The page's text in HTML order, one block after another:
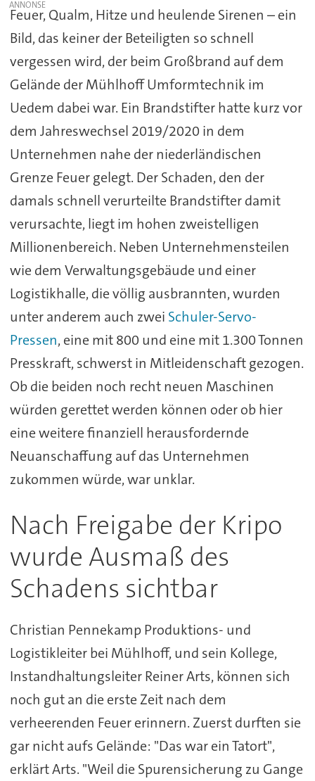
Feuer, Qualm, Hitze und heulende Sirenen – ein
Bild, das keiner der Beteiligten so schnell
vergessen wird, der beim Großbrand auf dem
Gelände der Mühlhoff Umformtechnik im
Uedem dabei war. Ein Brandstifter hatte kurz vor
dem Jahreswechsel 2019/2020 in dem
Unternehmen nahe der niederländischen
Grenze Feuer gelegt. Der Schaden, den der
damals schnell verurteilte Brandstifter damit
verursachte, liegt im hohen zweistelligen
Millionenbereich. Neben Unternehmensteilen
wie dem Verwaltungsgebäude und einer
Logistikhalle, die völlig ausbrannten, wurden
unter anderem auch zwei Schuler-Servo-
Pressen, eine mit 800 und eine mit 1.300 Tonnen
Presskraft, schwerst in Mitleidenschaft gezogen.
Ob die beiden noch recht neuen Maschinen
würden gerettet werden können oder ob hier
eine weitere finanziell herausfordernde
Neuanschaffung auf das Unternehmen
zukommen würde, war unklar.
Nach Freigabe der Kripo
wurde Ausmaß des
Schadens sichtbar
Christian Pennekamp Produktions- und
Logistikleiter bei Mühlhoff, und sein Kollege,
Instandhaltungsleiter Reiner Arts, können sich
noch gut an die erste Zeit nach dem
verheerenden Feuer erinnern. Zuerst durften sie
gar nicht aufs Gelände: "Das war ein Tatort",
erklärt Arts. "Weil die Spurensicherung zu Gange